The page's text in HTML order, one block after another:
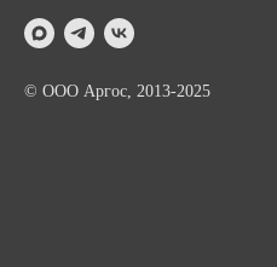
© ООО Аргос, 2013-2025